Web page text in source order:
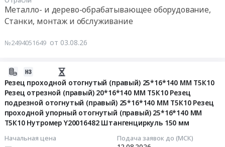
Металло- и дерево-обрабатывающее оборудование,
Станки, монтаж и обслуживание
№2494051649 от 03.08.26
Резец проходной отогнутый (правый) 25*16*140 ММ Т5К10
Резец отрезной (правый) 20*16*140 ММ Т5К10 Резец
подрезной отогнутый (правый) 25*16*140 ММ Т5К10 Резец
проходной упорный отогнутый (правый) 25*16*140 ММ
Т5К10 Нутромер Y20016482 Штангенциркуль 150 мм
Начальная цена Подача заявок до (МСК)